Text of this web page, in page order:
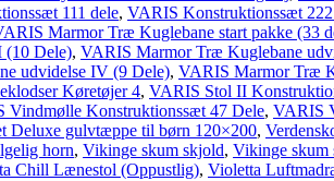
111 dele, VARIS Konstruktionssæt
Marmor Træ Kuglebane start pakke (33
(10 Dele), VARIS Marmor Træ Kuglebane
udvidelse IV (9 Dele), VARIS Marmor Træ
Køretøjer 4, VARIS Stol II
Vindmølle Konstruktionssæt 47 Dele, VARIS
Deluxe gulvtæppe til børn 120×200,
horn, Vikinge skum skjold, Vikinge skum
Chill Lænestol (Oppustlig), Violetta